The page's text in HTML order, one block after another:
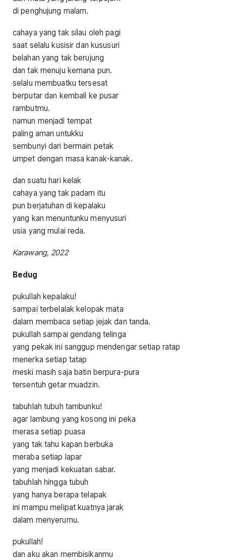
di penghujung malam.
cahaya yang tak silau oleh pagi
saat selalu kusisir dan kususuri
belahan yang tak berujung
dan tak menuju kemana pun.
selalu membuatku tersesat
berputar dan kembali ke pusar
rambutmu.
namun menjadi tempat
paling aman untukku
sembunyi dari bermain petak
umpet dengan masa kanak-kanak.
dan suatu hari kelak
cahaya yang tak padam itu
pun berjatuhan di kepalaku
yang kan menuntunku menyusuri
usia yang mulai reda.
Karawang, 2022
Bedug
pukullah kepalaku!
sampai terbelalak kelopak mata
dalam membaca setiap jejak dan tanda.
pukullah sampai gendang telinga
yang pekak ini sanggup mendengar setiap ratap
menerka setiap tatap
meski masih saja batin berpura-pura
tersentuh getar muadzin.
tabuhlah tubuh tambunku!
agar lambung yang kosong ini peka
merasa setiap puasa
yang tak tahu kapan berbuka
meraba setiap lapar
yang menjadi kekuatan sabar.
tabuhlah hingga tubuh
yang hanya berapa telapak
ini mampu melipat kuatnya jarak
dalam menyerumu.
pukullah!
dan aku akan membisikanmu